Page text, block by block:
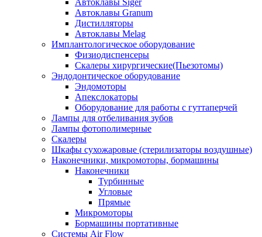
Автоклавы Siger
Автоклавы Granum
Дистилляторы
Автоклавы Melag
Имплантологическое оборудование
Физиодиспенсеры
Скалеры хирургические(Пьезотомы)
Эндодонтическое оборудование
Эндомоторы
Апекслокаторы
Оборудование для работы с гуттаперчей
Лампы для отбеливания зубов
Лампы фотополимерные
Скалеры
Шкафы сухожаровые (стерилизаторы воздушные)
Наконечники, микромоторы, бормашины
Наконечники
Турбинные
Угловые
Прямые
Микромоторы
Бормашины портативные
Системы Air Flow